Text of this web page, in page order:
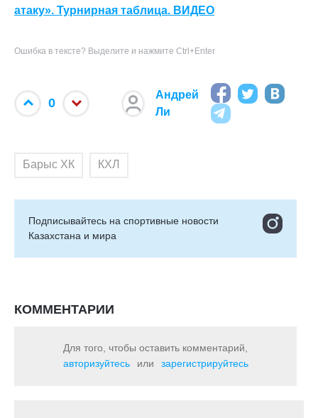
атаку». Турнирная таблица. ВИДЕО
Ошибка в тексте? Выделите и нажмите Ctrl+Enter
0
Андрей
Ли
Барыс ХК КХЛ
Подписывайтесь на cпортивные новости
Казахстана и мира
КОММЕНТАРИИ
Для того, чтобы оставить комментарий,
авторизуйтесь
или зарегистрируйтесь